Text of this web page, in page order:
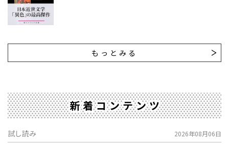
もっとみる
新着コンテンツ
試し読み 2026年08月06日